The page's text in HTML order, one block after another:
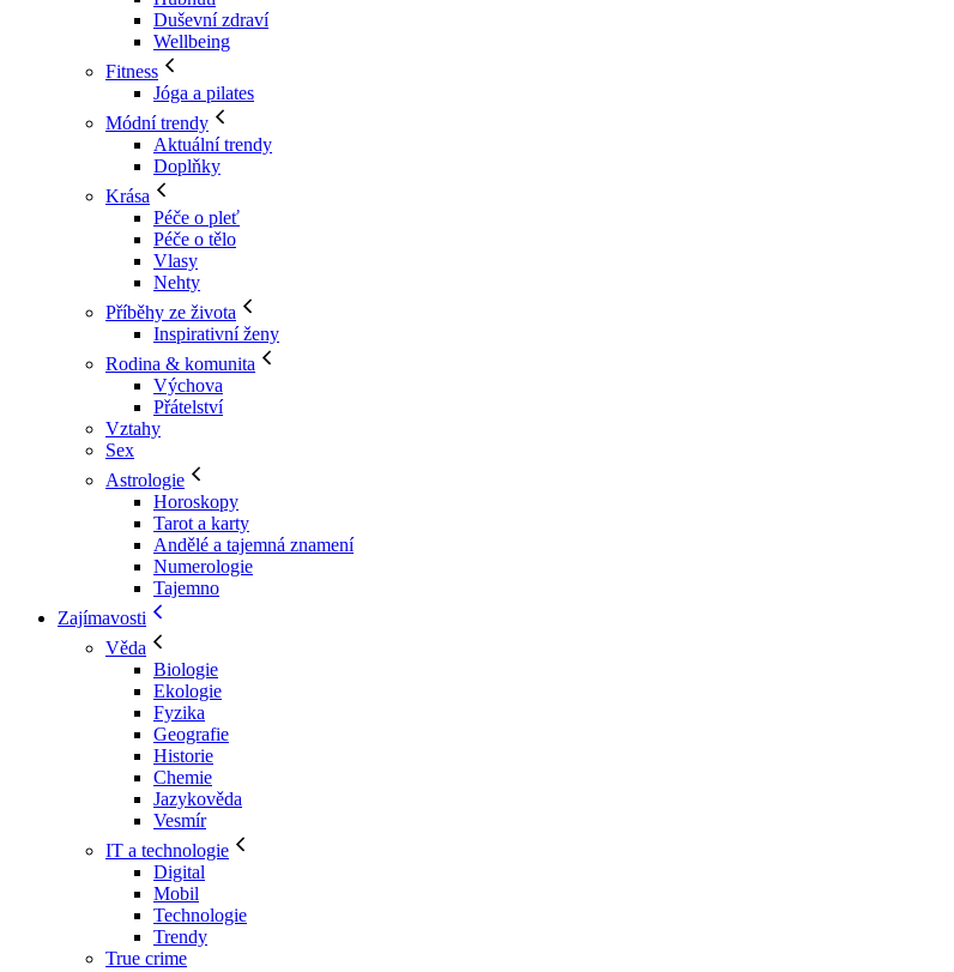
Duševní zdraví
Wellbeing
Fitness
Jóga a pilates
Módní trendy
Aktuální trendy
Doplňky
Krása
Péče o pleť
Péče o tělo
Vlasy
Nehty
Příběhy ze života
Inspirativní ženy
Rodina & komunita
Výchova
Přátelství
Vztahy
Sex
Astrologie
Horoskopy
Tarot a karty
Andělé a tajemná znamení
Numerologie
Tajemno
Zajímavosti
Věda
Biologie
Ekologie
Fyzika
Geografie
Historie
Chemie
Jazykověda
Vesmír
IT a technologie
Digital
Mobil
Technologie
Trendy
True crime